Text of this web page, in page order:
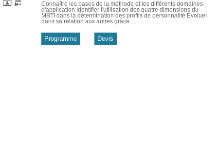
Connaître les bases de la méthode et les différents domaines
d'application Identifier l'utilisation des quatre dimensions du
MBTI dans la détermination des profils de personnalité Evoluer
dans sa relation aux autres grâce ...
Programme Devis